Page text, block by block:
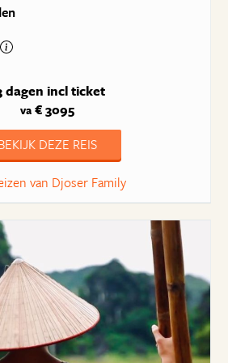
dagen incl ticket
va€ 3095
DEZE REIS
van Djoser Family